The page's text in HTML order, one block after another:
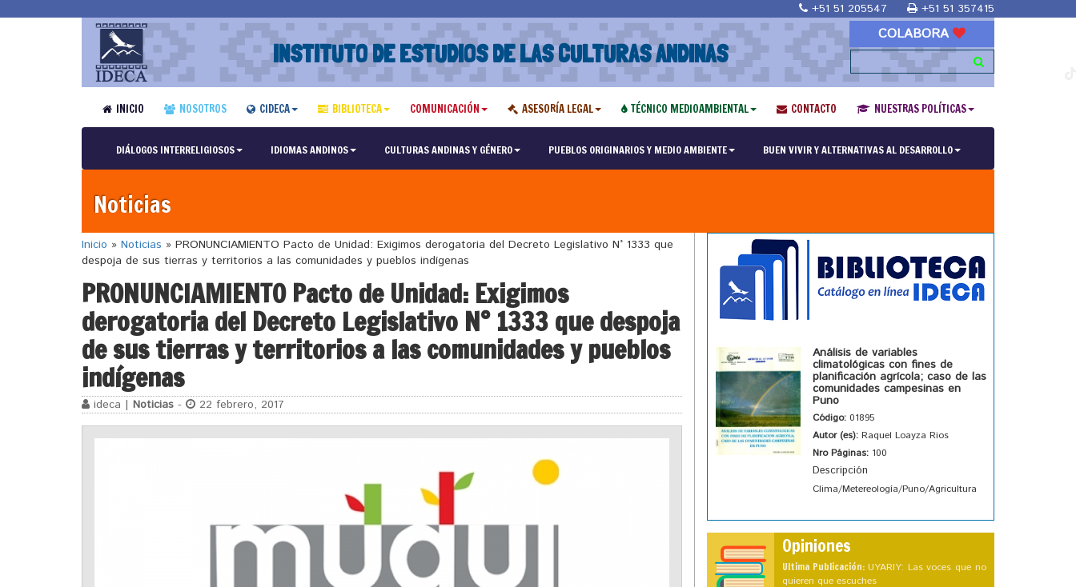
+51 51 205547 +51 51 357415
INSTITUTO DE ESTUDIOS DE LAS CULTURAS ANDINAS
COLABORA
INICIO NOSOTROS CIDECA BIBLIOTECA COMUNICACIÓN ASESORÍA LEGAL TÉCNICO MEDIOAMBIENTAL CONTACTO NUESTRAS POLÍTICAS
DIÁLOGOS INTERRELIGIOSOS IDIOMAS ANDINOS CULTURAS ANDINAS Y GÉNERO PUEBLOS ORIGINARIOS Y MEDIO AMBIENTE BUEN VIVIR Y ALTERNATIVAS AL DESARROLLO
Noticias
Inicio » Noticias » PRONUNCIAMIENTO Pacto de Unidad: Exigimos derogatoria del Decreto Legislativo N° 1333 que
despoja de sus tierras y territorios a las comunidades y pueblos indígenas
PRONUNCIAMIENTO Pacto de Unidad: Exigimos
derogatoria del Decreto Legislativo N° 1333 que despoja
de sus tierras y territorios a las comunidades y pueblos
indígenas
ideca | Noticias - 22 febrero, 2017
Análisis de variables
climatológicas con fines de
planificación agrícola; caso de las
comunidades campesinas en
Puno
Código: 01895
Autor (es): Raquel Loayza Rios
Nro Páginas: 100
Descripción
Clima/Metereología/Puno/Agricultura
Opiniones
Ultima Publicación: UYARIY: Las voces que no
quieren que escuches